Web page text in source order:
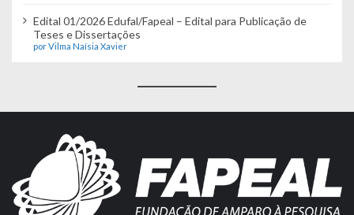
Edital 01/2026 Edufal/Fapeal – Edital para Publicação de
Teses e Dissertações
por Vilma Naísia Xavier